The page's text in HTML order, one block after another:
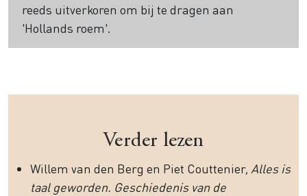
reeds uitverkoren om bij te dragen aan
'Hollands roem'.
Verder lezen
Willem van den Berg en Piet Couttenier, Alles is
taal geworden. Geschiedenis van de